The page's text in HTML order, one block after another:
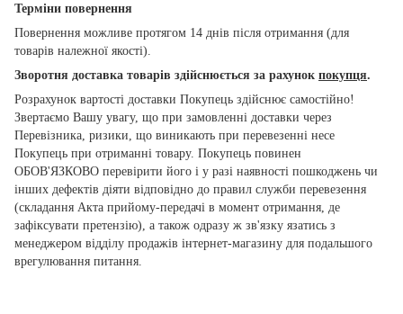
Терміни повернення
Повернення можливе протягом 14 днів після отримання (для
товарів належної якості).
Зворотня доставка товарів здійснюється за рахунок покупця.
Розрахунок вартості доставки Покупець здійснює самостійно!
Звертаємо Вашу увагу, що при замовленні доставки через
Перевізника, ризики, що виникають при перевезенні несе
Покупець при отриманні товару. Покупець повинен
ОБОВ'ЯЗКОВО перевірити його і у разі наявності пошкоджень чи
інших дефектів діяти відповідно до правил служби перевезення
(складання Акта прийому-передачі в момент отримання, де
зафіксувати претензію), а також одразу ж зв'язку язатись з
менеджером відділу продажів інтернет-магазину для подальшого
врегулювання питання.